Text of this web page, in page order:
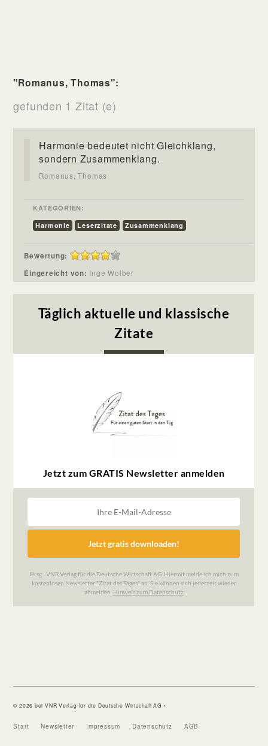
"Romanus, Thomas":
gefunden 1 Zitat (e)
Harmonie bedeutet nicht Gleichklang,
sondern Zusammenklang.
Romanus, Thomas
KATEGORIEN:
Harmonie
Leserzitate Zusammenklang
Bewertung:
Eingereicht von: Inge Wolber
© 2026 bei VNR Verlag für die Deutsche Wirtschaft AG •
Start Newsletter Impressum Datenschutz AGB